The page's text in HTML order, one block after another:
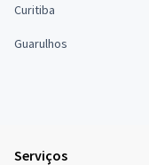
Curitiba
Guarulhos
Serviços